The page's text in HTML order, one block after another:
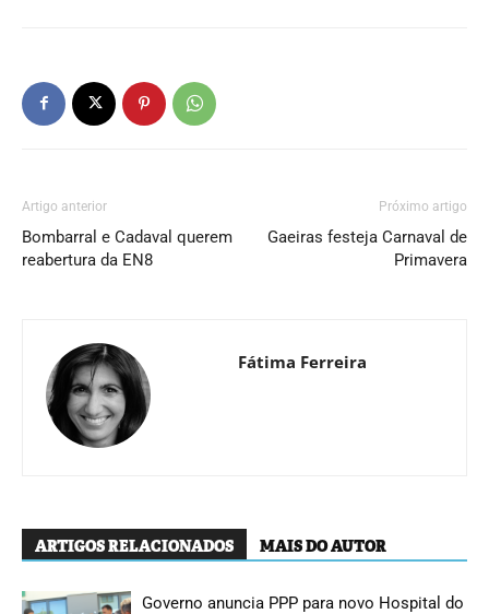
Artigo anterior
Bombarral e Cadaval querem
reabertura da EN8
Próximo artigo
Gaeiras festeja Carnaval de
Primavera
Fátima Ferreira
ARTIGOS RELACIONADOS MAIS DO AUTOR
Governo anuncia PPP para novo Hospital do